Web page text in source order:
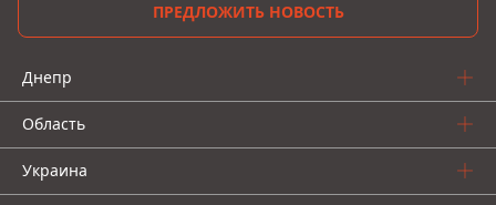
ПРЕДЛОЖИТЬ НОВОСТЬ
Днепр
Область
Украина